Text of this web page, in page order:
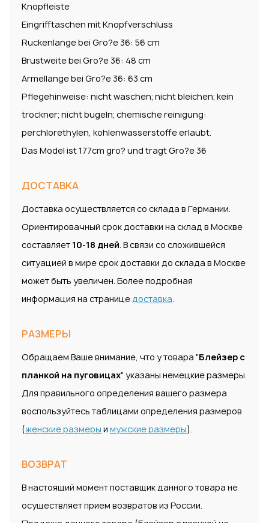
Knopfleiste
Eingrifftaschen mit Knopfverschluss
Ruckenlange bei Gro?e 36: 56 cm
Brustweite bei Gro?e 36: 48 cm
Armellange bei Gro?e 36: 63 cm
Pflegehinweise: nicht waschen; nicht bleichen; kein
trockner; nicht bugeln; chemische reinigung:
perchlorethylen, kohlenwasserstoffe erlaubt.
Das Model ist 177cm gro? und tragt Gro?e 36
ДОСТАВКА
Доставка осуществляется со склада в Германии.
Ориентировачный срок доставки на склад в Москве
составляет 10-18 дней. В связи со сложившейся
ситуацией в мире срок доставки до склада в Москве
может быть увеличен. Более подробная
информация на страницедоставка.
РАЗМЕРЫ
Обращаем Ваше внимание, что у товара "Блейзер с
планкой на пуговицах" указаны немецкие размеры.
Для правильного определения вашего размера
воспользуйтесь таблицами определения размеров
(женские размеры и мужские размеры).
ВОЗВРАТ
В настоящий момент поставщик данного товара не
осуществляет прием возвратов из России.